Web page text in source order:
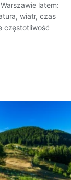
latem:
wiatr, czas
częstotliwość